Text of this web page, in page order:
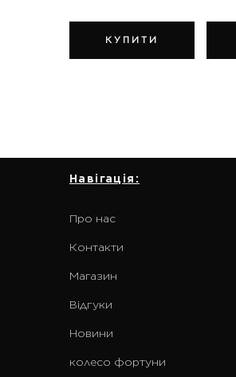
КУПИТИ
Навігація:
Про нас
Контакти
Магазин
Відгуки
Новини
колесо фортуни